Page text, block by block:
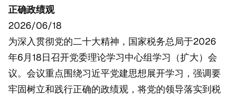
正确政绩观
2026/06/18
为深入贯彻党的二十大精神，国家税务总局于2026
年6月18日召开党委理论学习中心组学习（扩大）会
议。会议重点围绕习近平党建思想展开学习，强调要
牢固树立和践行正确的政绩观，将党的领导落实到税